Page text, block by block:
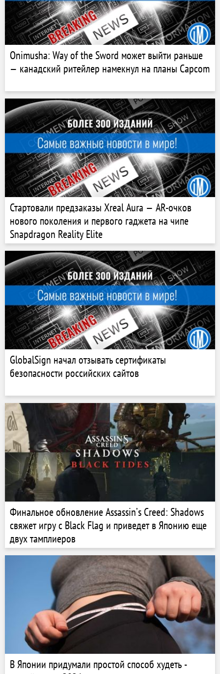
Onimusha: Way of the Sword может выйти раньше
— канадский ритейлер намекнул на планы Capcom
Стартовали предзаказы Xreal Aura — AR-очков
нового поколения и первого гаджета на чипе
Snapdragon Reality Elite
GlobalSign начал отзывать сертификаты
безопасности российских сайтов
Финальное обновление Assassinʼs Creed: Shadows
свяжет игру с Black Flag и приведет в Японию еще
двух тамплиеров
В Японии придумали простой способ худеть -